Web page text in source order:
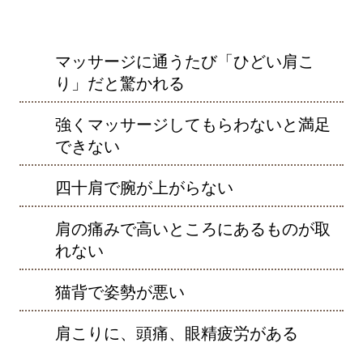
マッサージに通うたび「ひどい肩こ
り」だと驚かれる
強くマッサージしてもらわないと満足
できない
四十肩で腕が上がらない
肩の痛みで高いところにあるものが取
れない
猫背で姿勢が悪い
肩こりに、頭痛、眼精疲労がある